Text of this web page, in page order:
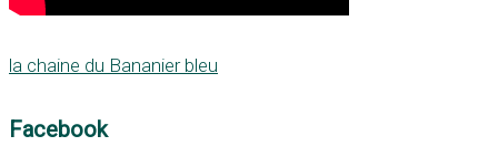
la chaine du Bananier bleu
Facebook